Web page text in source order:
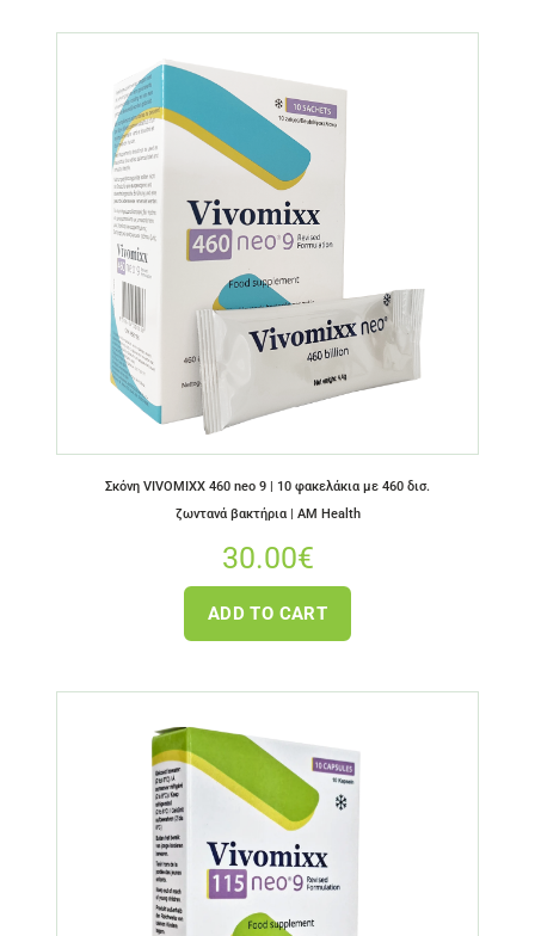
Σκόνη VIVOMIXX 460 neo 9 | 10 φακελάκια με 460 δισ.
ζωντανά βακτήρια | AM Health
30.00€
ADD TO CART